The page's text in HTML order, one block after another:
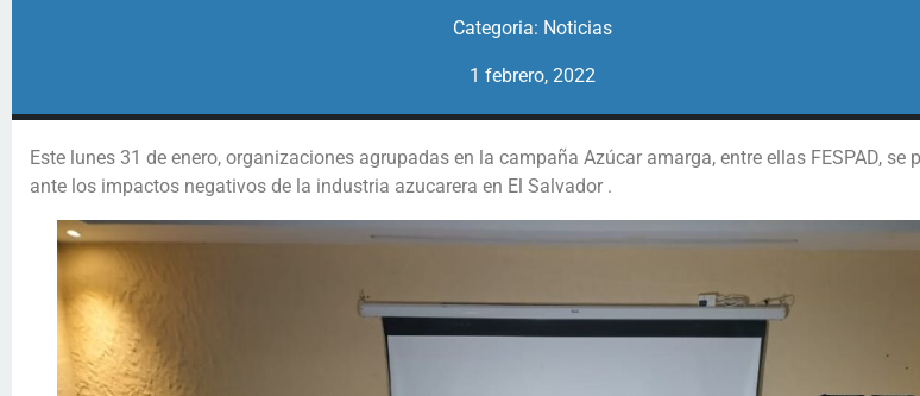
Categoria: Noticias
1 febrero, 2022
Este lunes 31 de enero, organizaciones agrupadas en la campaña Azúcar amarga, entre ellas FESPAD, se
ante los impactos negativos de la industria azucarera en El Salvador .